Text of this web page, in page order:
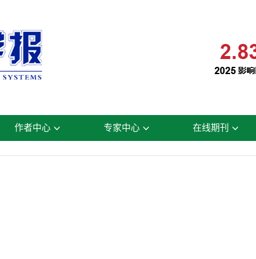
作者中心 专家中心 在线期刊